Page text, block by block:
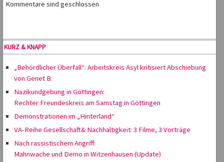
Kommentare sind geschlossen
KURZ & KNAPP
„Behördlicher Überfall“: Arbeitskreis Asyl kritisiert Abschiebung
von Genet B.
Nazikundgebung in Göttingen:
Rechter Freundeskreis am Samstag in Göttingen
Demonstrationen im „Hinterland“
VA-Reihe Gesellschaft& Nachhaltigkeit: 3 Filme, 3 Vorträge
Nach rassistischem Angriff:
Mahnwache und Demo in Witzenhausen (Update)